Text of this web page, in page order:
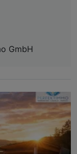
GmbH